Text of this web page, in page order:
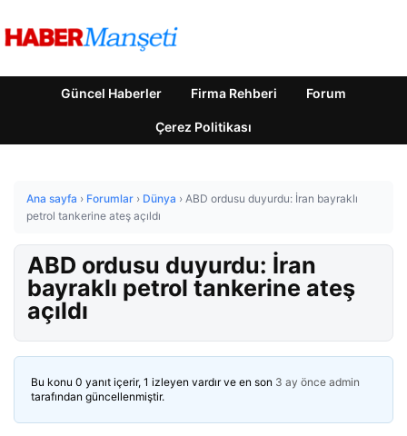
Güncel Haberler Firma Rehberi Forum
Çerez Politikası
Ana sayfa › Forumlar › Dünya › ABD ordusu duyurdu: İran bayraklı
petrol tankerine ateş açıldı
ABD ordusu duyurdu: İran
bayraklı petrol tankerine ateş
açıldı
Bu konu 0 yanıt içerir, 1 izleyen vardır ve en son 3 ay önce admin
tarafından güncellenmiştir.